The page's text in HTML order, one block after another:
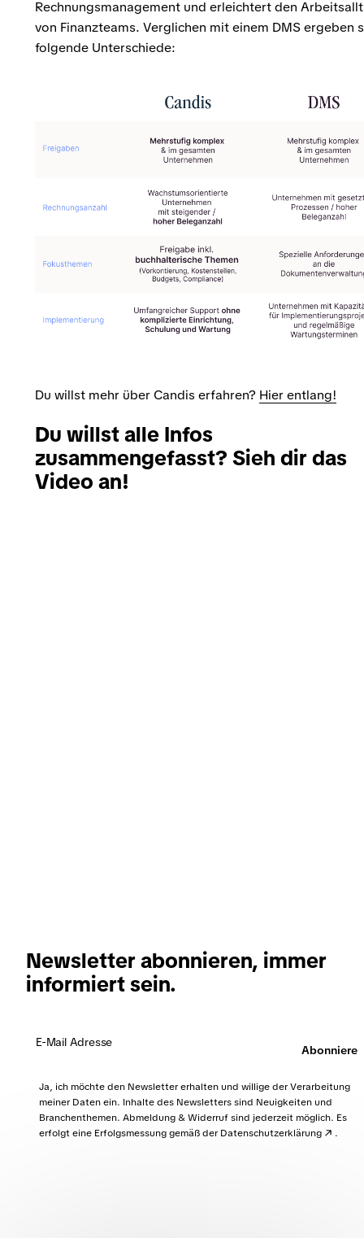
von Finanzteams. Verglichen mit einem DMS ergeben
folgende Unterschiede:
Du willst mehr über Candis erfahren? Hier entlang!
Du willst alle Infos
zusammengefasst? Sieh dir das
Video an!
Newsletter abonnieren, immer
informiert sein.
meiner Daten ein. Inhalte des Newsletters sind Neuigkeiten und
Branchenthemen. Abmeldung & Widerruf sind jederzeit möglich. Es
erfolgt eine Erfolgsmessung gemäß derDatenschutzerklärung .